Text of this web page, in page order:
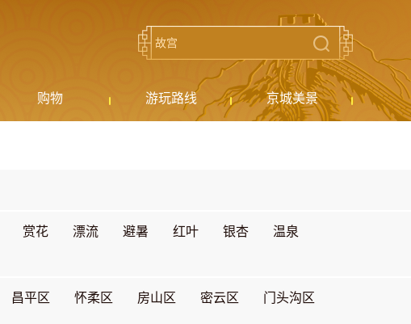
购物 游玩路线 京城美景
赏花 漂流 避暑 红叶 银杏
温泉
昌平区 怀柔区 房山区 密云区
门头沟区